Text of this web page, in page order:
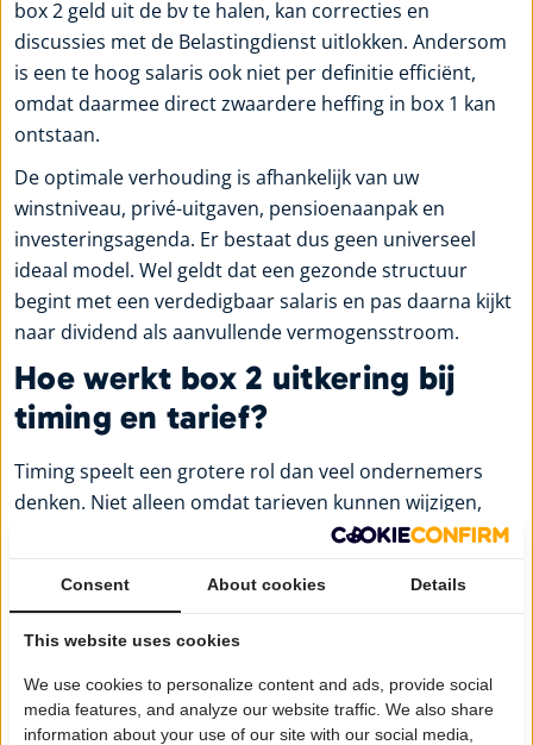
box 2 geld uit de bv te halen, kan correcties en
discussies met de Belastingdienst uitlokken. Andersom
is een te hoog salaris ook niet per definitie efficiënt,
omdat daarmee direct zwaardere heffing in box 1 kan
ontstaan.
De optimale verhouding is afhankelijk van uw
winstniveau, privé-uitgaven, pensioenaanpak en
investeringsagenda. Er bestaat dus geen universeel
ideaal model. Wel geldt dat een gezonde structuur
begint met een verdedigbaar salaris en pas daarna kijkt
naar dividend als aanvullende vermogensstroom.
Hoe werkt box 2 uitkering bij
timing en tarief?
Timing speelt een grotere rol dan veel ondernemers
denken. Niet alleen omdat tarieven kunnen wijzigen,
maar ook omdat de timing van een uitkering invloed
heeft op uw totale vermogenspositie en fiscale
planning.
Keert u dividend uit in een jaar waarin u privé grote
een vastgoedinvestering, aflossing van privé-schulden
of het opbouwen van een beleggingsportefeuille buiten
Consent About cookies Details
This website uses cookies
We use cookies to personalize content and ads, provide social
media features, and analyze our website traffic. We also share
information about your use of our site with our social media,